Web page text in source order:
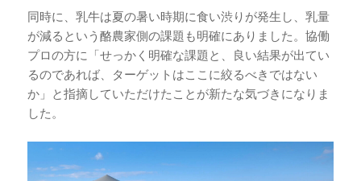
同時に、乳牛は夏の暑い時期に食い渋りが発生し、乳量
が減るという酪農家側の課題も明確にありました。協働
プロの方に「せっかく明確な課題と、良い結果が出てい
るのであれば、ターゲットはここに絞るべきではない
か」と指摘していただけたことが新たな気づきになりま
した。